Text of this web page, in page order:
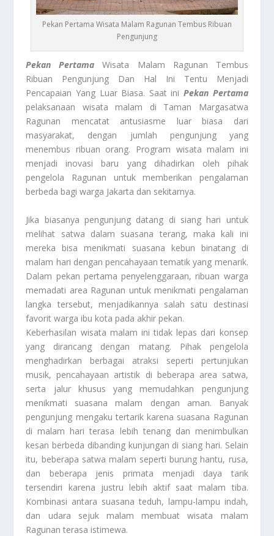
Pekan Pertama Wisata Malam Ragunan Tembus Ribuan
Pengunjung
Pekan Pertama Wisata Malam Ragunan Tembus
Ribuan Pengunjung Dan Hal Ini Tentu Menjadi
Pencapaian Yang Luar Biasa. Saat ini Pekan Pertama
pelaksanaan wisata malam di Taman Margasatwa
Ragunan mencatat antusiasme luar biasa dari
masyarakat, dengan jumlah pengunjung yang
menembus ribuan orang. Program wisata malam ini
menjadi inovasi baru yang dihadirkan oleh pihak
pengelola Ragunan untuk memberikan pengalaman
berbeda bagi warga Jakarta dan sekitarnya.
Jika biasanya pengunjung datang di siang hari untuk
melihat satwa dalam suasana terang, maka kali ini
mereka bisa menikmati suasana kebun binatang di
malam hari dengan pencahayaan tematik yang menarik.
Dalam pekan pertama penyelenggaraan, ribuan warga
memadati area Ragunan untuk menikmati pengalaman
langka tersebut, menjadikannya salah satu destinasi
favorit warga ibu kota pada akhir pekan.
Keberhasilan wisata malam ini tidak lepas dari konsep
yang dirancang dengan matang. Pihak pengelola
menghadirkan berbagai atraksi seperti pertunjukan
musik, pencahayaan artistik di beberapa area satwa,
serta jalur khusus yang memudahkan pengunjung
menikmati suasana malam dengan aman. Banyak
pengunjung mengaku tertarik karena suasana Ragunan
di malam hari terasa lebih tenang dan menimbulkan
kesan berbeda dibanding kunjungan di siang hari. Selain
itu, beberapa satwa malam seperti burung hantu, rusa,
dan beberapa jenis primata menjadi daya tarik
tersendiri karena justru lebih aktif saat malam tiba.
Kombinasi antara suasana teduh, lampu-lampu indah,
dan udara sejuk malam membuat wisata malam
Ragunan terasa istimewa.